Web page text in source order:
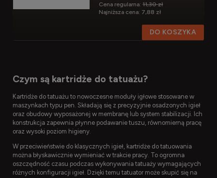
Cena regularna:11,30 zł
Najniższa cena: 7,88 zł
DO KOSZYKA
Czym są kartridże do tatuażu?
Kartridże do tatuażu to nowoczesne moduły igłowe stosowane w
maszynkach typu pen. Składają się z precyzyjnie osadzonych igieł
oraz obudowy wyposażonej w membranę lub system stabilizacji. Ich
konstrukcja zapewnia płynne podawanie tuszu, równomierną pracę
oraz wysoki poziom higieny.
W przeciwieństwie do klasycznych igieł, kartridże do tatuowania
można błyskawicznie wymieniać w trakcie pracy. To ogromna
oszczędność czasu podczas wykonywania tatuaży wymagających
różnych konfiguracji igieł. Dzięki temu tatuator może skupić się na